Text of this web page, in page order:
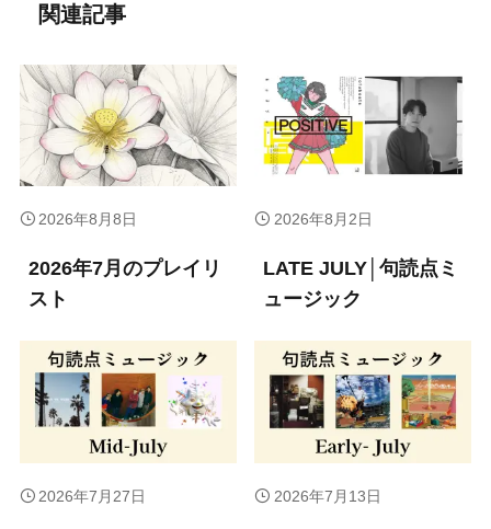
関連記事
2026年7月のプレイリ
スト
2026年8月8日
LATE JULY│句読点ミ
ュージック
2026年8月2日
2026年7月27日 2026年7月13日